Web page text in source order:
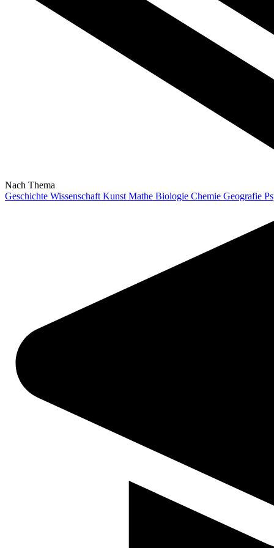
Nach Thema
Geschichte Wissenschaft Kunst Mathe Biologie Chemie Geografie